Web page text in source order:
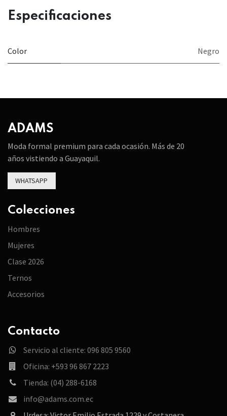
Especificaciones
Color Negro
ADAMS
Moda formal premium para cada ocasión. Más de 20
años vistiendo a Guayaquil.
WHATSAPP
Colecciones
Hombres
Mujeres
Clase 2026
Ternos
Accesorios
Contacto
Servicio al cliente: 096 805 9560
Oficina: +593 96 867 2223
Tienda: (04) 288-6168
info@adams.com.ec